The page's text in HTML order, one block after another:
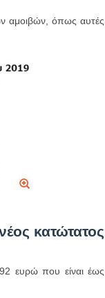
αμοιβών, όπως αυτές
κατώτατος
ευρώ που είναι έως